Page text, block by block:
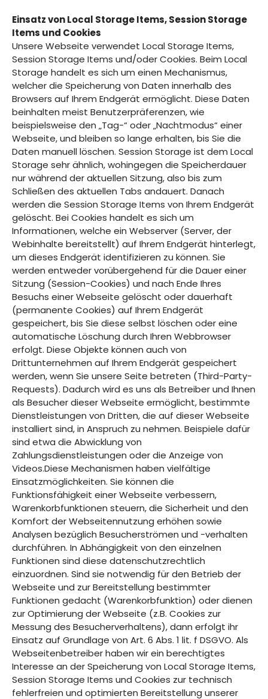
Einsatz von Local Storage Items, Session Storage
Items und Cookies
Unsere Webseite verwendet Local Storage Items,
Session Storage Items und/oder Cookies. Beim Local
Storage handelt es sich um einen Mechanismus,
welcher die Speicherung von Daten innerhalb des
Browsers auf Ihrem Endgerät ermöglicht. Diese Daten
beinhalten meist Benutzerpräferenzen, wie
beispielsweise den „Tag-“ oder „Nachtmodus“ einer
Webseite, und bleiben so lange erhalten, bis Sie die
Daten manuell löschen. Session Storage ist dem Local
Storage sehr ähnlich, wohingegen die Speicherdauer
nur während der aktuellen Sitzung, also bis zum
Schließen des aktuellen Tabs andauert. Danach
werden die Session Storage Items von Ihrem Endgerät
gelöscht. Bei Cookies handelt es sich um
Informationen, welche ein Webserver (Server, der
Webinhalte bereitstellt) auf Ihrem Endgerät hinterlegt,
um dieses Endgerät identifizieren zu können. Sie
werden entweder vorübergehend für die Dauer einer
Sitzung (Session-Cookies) und nach Ende Ihres
Besuchs einer Webseite gelöscht oder dauerhaft
(permanente Cookies) auf Ihrem Endgerät
gespeichert, bis Sie diese selbst löschen oder eine
automatische Löschung durch Ihren Webbrowser
erfolgt. Diese Objekte können auch von
Drittunternehmen auf Ihrem Endgerät gespeichert
werden, wenn Sie unsere Seite betreten (Third-Party-
Requests). Dadurch wird es uns als Betreiber und Ihnen
als Besucher dieser Webseite ermöglicht, bestimmte
Dienstleistungen von Dritten, die auf dieser Webseite
installiert sind, in Anspruch zu nehmen. Beispiele dafür
sind etwa die Abwicklung von
Zahlungsdienstleistungen oder die Anzeige von
Videos.Diese Mechanismen haben vielfältige
Einsatzmöglichkeiten. Sie können die
Funktionsfähigkeit einer Webseite verbessern,
Warenkorbfunktionen steuern, die Sicherheit und den
Komfort der Webseitennutzung erhöhen sowie
Analysen bezüglich Besucherströmen und -verhalten
durchführen. In Abhängigkeit von den einzelnen
Funktionen sind diese datenschutzrechtlich
einzuordnen. Sind sie notwendig für den Betrieb der
Webseite und zur Bereitstellung bestimmter
Funktionen gedacht (Warenkorbfunktion) oder dienen
zur Optimierung der Webseite (z.B. Cookies zur
Messung des Besucherverhaltens), dann erfolgt ihr
Einsatz auf Grundlage von Art. 6 Abs. 1 lit. f DSGVO. Als
Webseitenbetreiber haben wir ein berechtigtes
Interesse an der Speicherung von Local Storage Items,
Session Storage Items und Cookies zur technisch
fehlerfreien und optimierten Bereitstellung unserer